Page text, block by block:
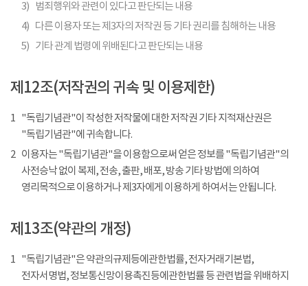
3)
범죄행위와 관련이 있다고 판단되는 내용
4) 다른 이용자 또는 제3자의 저작권 등 기타 권리를 침해하는 내용
5) 기타 관계 법령에 위배된다고 판단되는 내용
제12조(저작권의 귀속 및 이용제한)
1 "독립기념관"이 작성한 저작물에 대한 저작권 기타 지적재산권은
"독립기념관"에 귀속합니다.
2 이용자는 "독립기념관"을 이용함으로써 얻은 정보를 "독립기념관"의
사전승낙 없이 복제, 전송, 출판, 배포, 방송 기타 방법에 의하여
영리목적으로 이용하거나 제3자에게 이용하게 하여서는 안됩니다.
제13조(약관의 개정)
1 "독립기념관"은 약관의규제등에관한법률, 전자거래기본법,
전자서명법, 정보통신망이용촉진등에관한법률 등 관련법을 위배하지